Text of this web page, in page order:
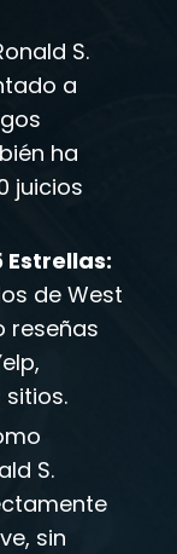
S.
a
ha
juicios
Estrellas:
de West
reseñas
sitios.
S.
sin